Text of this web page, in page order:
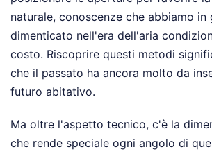
naturale, conoscenze che abbiamo in
dimenticato nell'era dell'aria
costo. Riscoprire questi metodi
che il passato ha ancora molto da
futuro abitativo.
Ma oltre l'aspetto tecnico, c'è la
che rende speciale ogni angolo di